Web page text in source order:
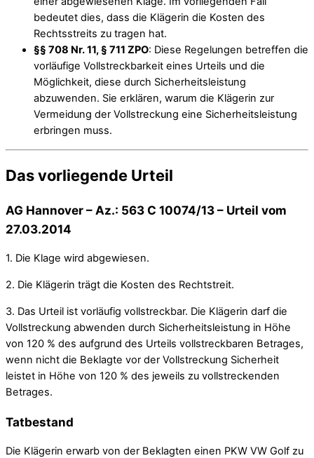
bedeutet dies, dass die Klägerin die Kosten des
Rechtsstreits zu tragen hat.
§§ 708 Nr. 11, § 711 ZPO: Diese Regelungen betreffen die
vorläufige Vollstreckbarkeit eines Urteils und die
Möglichkeit, diese durch Sicherheitsleistung
abzuwenden. Sie erklären, warum die Klägerin zur
Vermeidung der Vollstreckung eine Sicherheitsleistung
erbringen muss.
Das vorliegende Urteil
AG Hannover – Az.: 563 C 10074/13 – Urteil vom
27.03.2014
1. Die Klage wird abgewiesen.
2. Die Klägerin trägt die Kosten des Rechtstreit.
3. Das Urteil ist vorläufig vollstreckbar. Die Klägerin darf die
Vollstreckung abwenden durch Sicherheitsleistung in Höhe
von 120 % des aufgrund des Urteils vollstreckbaren Betrages,
wenn nicht die Beklagte vor der Vollstreckung Sicherheit
leistet in Höhe von 120 % des jeweils zu vollstreckenden
Betrages.
Tatbestand
Die Klägerin erwarb von der Beklagten einen PKW VW Golf zu